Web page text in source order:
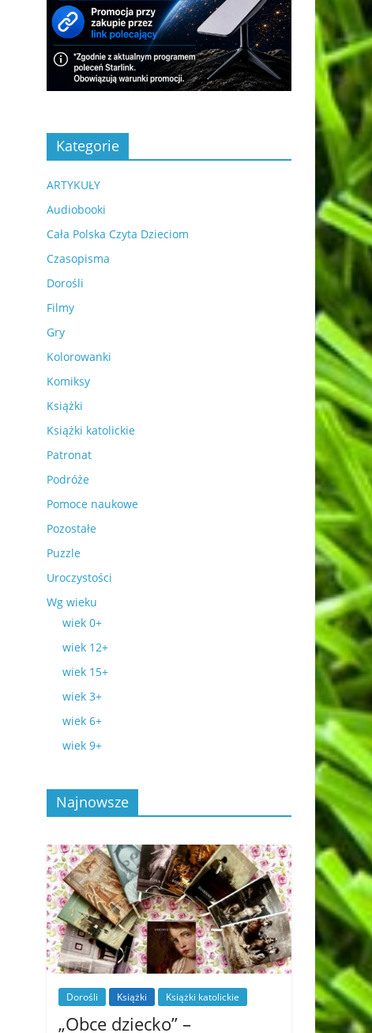
Kategorie
ARTYKUŁY
Audiobooki
Cała Polska Czyta Dzieciom
Czasopisma
Dorośli
Filmy
Gry
Kolorowanki
Komiksy
Książki
Książki katolickie
Patronat
Podróże
Pomoce naukowe
Pozostałe
Puzzle
Uroczystości
Wg wieku
wiek 0+
wiek 12+
wiek 15+
wiek 3+
wiek 6+
wiek 9+
Najnowsze
Dorośli Książki Książki katolickie
„Obce dziecko” –